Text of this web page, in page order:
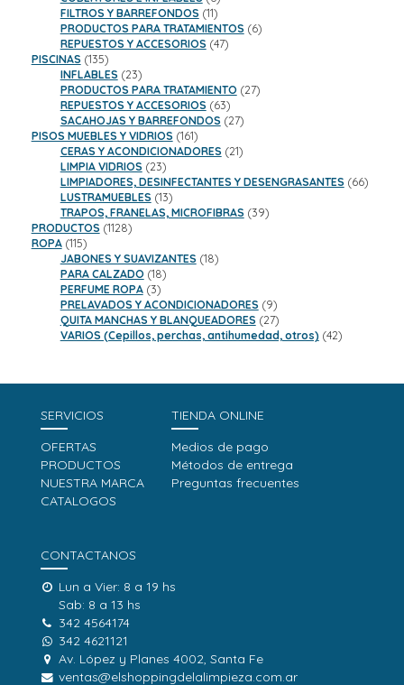
productos
FILTROS Y BARREFONDOS 1111
productos
PRODUCTOS PARA TRATAMIENTOS 66
REPUESTOS Y ACCESORIOS 4747
PISCINAS 135135
productos
INFLABLES 2323
productos
PRODUCTOS PARA TRATAMIENTO 2727
REPUESTOS Y ACCESORIOS 6363
productos
SACAHOJAS Y BARREFONDOS 2727
PISOS MUEBLES Y VIDRIOS 161161
productos
CERAS Y ACONDICIONADORES 2121
LIMPIA VIDRIOS 2323
productos
LIMPIADORES, DESINFECTANTES Y DESENGRASANTES 6666
LUSTRAMUEBLES 1313
productos
TRAPOS, FRANELAS, MICROFIBRAS 3939
PRODUCTOS 11281128
ROPA 115115
productos
JABONES Y SUAVIZANTES 1818
PARA CALZADO 1818
PERFUME ROPA 33
productos
PRELAVADOS Y ACONDICIONADORES 99
productos
QUITA MANCHAS Y BLANQUEADORES 2727
productos
VARIOS (Cepillos, perchas, antihumedad, otros) 4242
SERVICIOS
OFERTAS
PRODUCTOS
NUESTRA MARCA
CATALOGOS
TIENDA ONLINE
Medios de pago
Métodos de entrega
Preguntas frecuentes
CONTACTANOS
Lun a Vier: 8 a 19 hs
Sab: 8 a 13 hs
342 4564174
342 4621121
Av. López y Planes 4002, Santa Fe
ventas@elshoppingdelalimpieza.com.ar